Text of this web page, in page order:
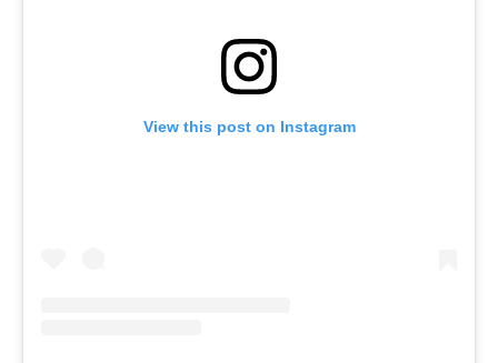
View this post on Instagram